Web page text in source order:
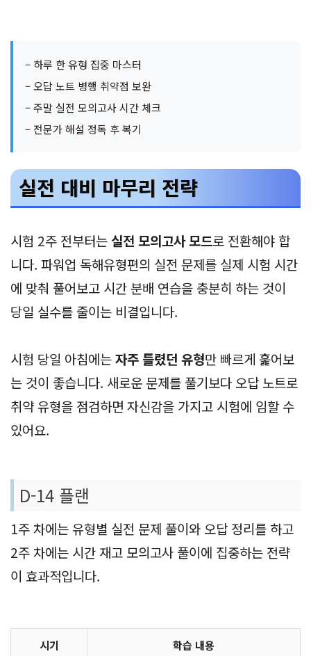
– 하루 한 유형 집중 마스터
– 오답 노트 병행 취약점 보완
– 주말 실전 모의고사 시간 체크
– 전문가 해설 정독 후 복기
실전 대비 마무리 전략
시험 2주 전부터는 실전 모의고사 모드로 전환해야 합
니다. 파워업 독해유형편의 실전 문제를 실제 시험 시간
에 맞춰 풀어보고 시간 분배 연습을 충분히 하는 것이
당일 실수를 줄이는 비결입니다.
시험 당일 아침에는자주 틀렸던 유형만 빠르게 훑어보
는 것이 좋습니다. 새로운 문제를 풀기보다 오답 노트로
취약 유형을 점검하면 자신감을 가지고 시험에 임할 수
있어요.
D-14 플랜
1주 차에는 유형별 실전 문제 풀이와 오답 정리를 하고
2주 차에는 시간 재고 모의고사 풀이에 집중하는 전략
이 효과적입니다.
시기 학습 내용